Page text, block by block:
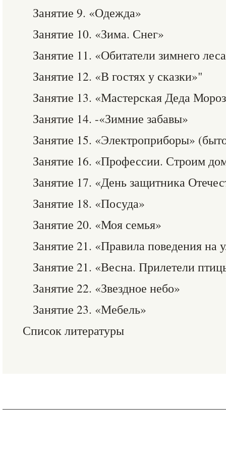
Занятие 9. «Одежда»
Занятие 10. «Зима. Снег»
Занятие 11. «Обитатели зимнего
Занятие 12. «В гостях у сказки»"
Занятие 13. «Мастерская Деда
Занятие 14. -«Зимние забавы»
Занятие 15. «Электроприборы»
Занятие 16. «Профессии. Строим
Занятие 17. «День защитника
Занятие 18. «Посуда»
Занятие 20. «Моя семья»
Занятие 21. «Правила поведения на
Занятие 21. «Весна. Прилетели
Занятие 22. «Звездное небо»
Занятие 23. «Мебель»
Список литературы